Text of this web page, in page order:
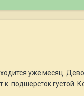
уже месяц.
подшерсток густой.